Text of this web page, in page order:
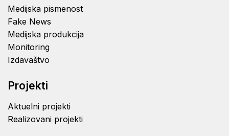
Medijska pismenost
Fake News
Medijska produkcija
Monitoring
Izdavaštvo
Projekti
Aktuelni projekti
Realizovani projekti